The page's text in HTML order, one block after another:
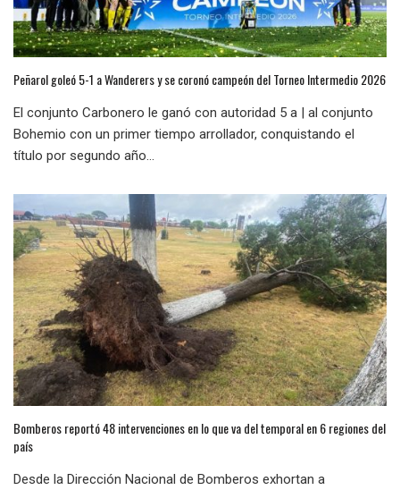
Peñarol goleó 5-1 a Wanderers y se coronó campeón del Torneo Intermedio 2026
El conjunto Carbonero le ganó con autoridad 5 a | al conjunto
Bohemio con un primer tiempo arrollador, conquistando el
título por segundo año...
Bomberos reportó 48 intervenciones en lo que va del temporal en 6 regiones del
país
Desde la Dirección Nacional de Bomberos exhortan a